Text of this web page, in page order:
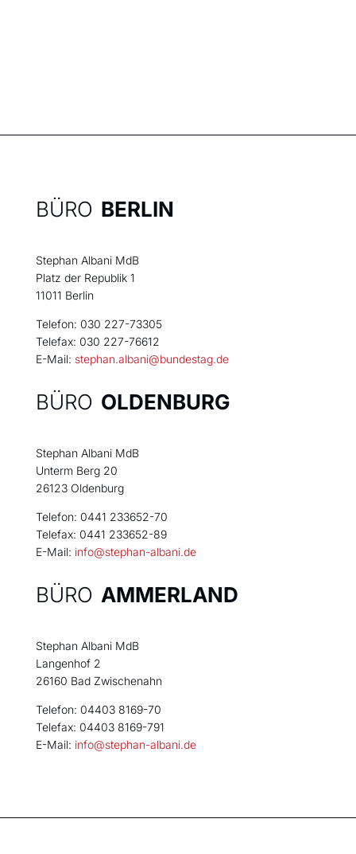
BÜRO BERLIN
Stephan Albani MdB
Platz der Republik 1
11011 Berlin
Telefon: 030 227-73305
Telefax: 030 227-76612
E-Mail: stephan.albani@bundestag.de
BÜRO OLDENBURG
Stephan Albani MdB
Unterm Berg 20
26123 Oldenburg
Telefon: 0441 233652-70
Telefax: 0441 233652-89
E-Mail: info@stephan-albani.de
BÜRO AMMERLAND
Stephan Albani MdB
Langenhof 2
26160 Bad Zwischenahn
Telefon: 04403 8169-70
Telefax: 04403 8169-791
E-Mail: info@stephan-albani.de